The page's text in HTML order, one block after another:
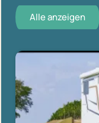
Alle anzeigen